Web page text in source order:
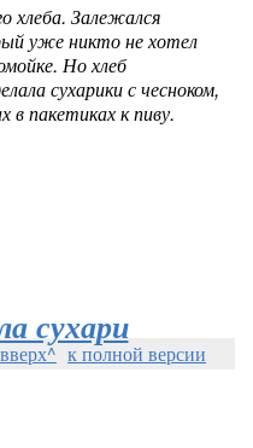
хлеба. Залежался
уже никто не хотел
Но хлеб
сухарики с чесноком,
пакетиках к пиву.
сухари
вверх^ к полной версии